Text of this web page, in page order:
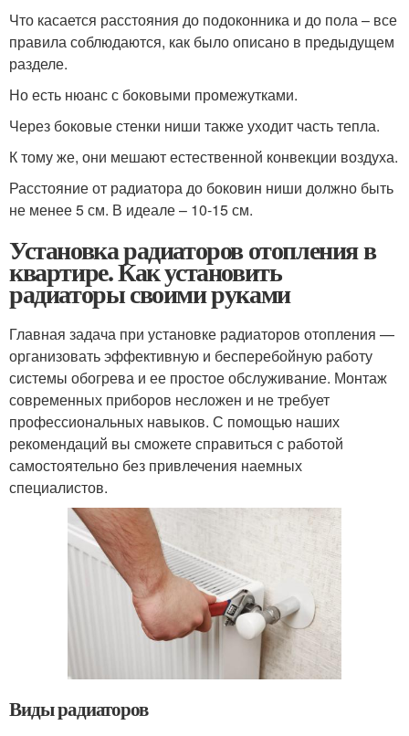
Что касается расстояния до подоконника и до пола – все
правила соблюдаются, как было описано в предыдущем
разделе.
Но есть нюанс с боковыми промежутками.
Через боковые стенки ниши также уходит часть тепла.
К тому же, они мешают естественной конвекции воздуха.
Расстояние от радиатора до боковин ниши должно быть
не менее 5 см. В идеале – 10-15 см.
Установка радиаторов отопления в
квартире. Как установить
радиаторы своими руками
Главная задача при установке радиаторов отопления —
организовать эффективную и бесперебойную работу
системы обогрева и ее простое обслуживание. Монтаж
современных приборов несложен и не требует
профессиональных навыков. С помощью наших
рекомендаций вы сможете справиться с работой
самостоятельно без привлечения наемных
специалистов.
Виды радиаторов